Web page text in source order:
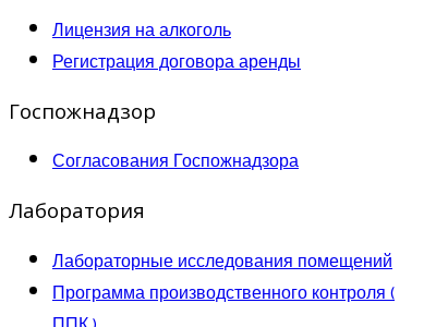
Лицензия на алкоголь
Регистрация договора аренды
Госпожнадзор
Согласования Госпожнадзора
Лаборатория
Лабораторные исследования помещений
Программа производственного контроля (